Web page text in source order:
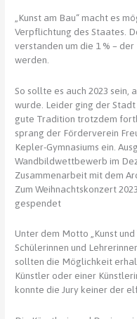
„Kunst am Bau“ macht es
Verpflichtung des Staates.
verstanden um die 1 % –
werden.
So sollte es auch 2023
wurde. Leider ging der
gute Tradition trotzdem
sprang der Förderverein
Kepler-Gymnasiums ein.
Wandbildwettbewerb im
Zusammenarbeit mit dem
Zum Weihnachtskonzert
gespendet
Unter dem Motto „Kunst
Schülerinnen und
sollten die Möglichkeit
Künstler oder einer
konnte die Jury keiner der